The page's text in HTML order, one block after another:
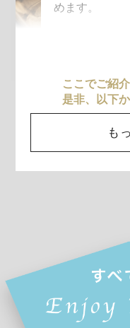
めます。
ここでご紹
是非、以下
も